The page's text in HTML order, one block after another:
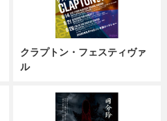
クラプトン・フェスティヴァ
ル